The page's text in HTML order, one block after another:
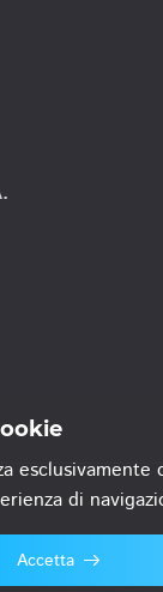
esclusivamente
di
Accetta